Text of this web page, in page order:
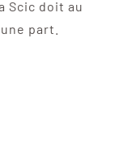
Scic doit au
part.